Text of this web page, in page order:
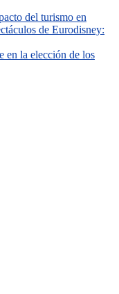
del turismo en
de Eurodisney:
en la elección de los